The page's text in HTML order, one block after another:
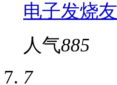
电子发烧友
人气885
7